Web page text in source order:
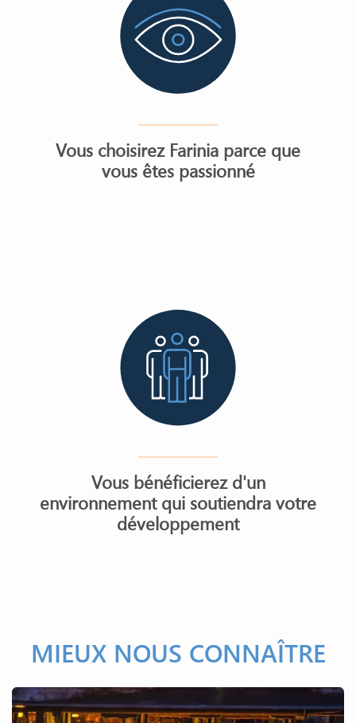
Vous choisirez Farinia parce que
vous êtes passionné
Vous bénéficierez d'un
environnement qui soutiendra votre
développement
MIEUX NOUS CONNAÎTRE